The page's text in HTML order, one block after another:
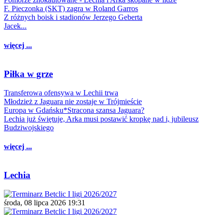
F. Pieczonka (SKT) zagra w Roland Garros
Z różnych boisk i stadionów Jerzego Geberta
Jacek...
więcej ...
Piłka w grze
Transferowa ofensywa w Lechii trwa
Młodzież z Jaguara nie zostaje w Trójmieście
Europa w Gdańsku*Stracona szansa Jaguara?
Lechia już świętuje, Arka musi postawić kropkę nad i, jubileusz
Budziwojskiego
więcej ...
Lechia
środa, 08 lipca 2026 19:31